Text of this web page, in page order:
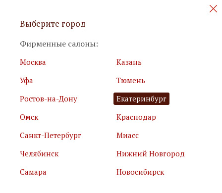
Персональные акции и новинки
Я принимаю
условия использования сайта
Я соглашаюсь сполитикой обработки персональных
Подписаться
Выберите город
Фирменные салоны:
Москва
Казань
Уфа
Тюмень
Ростов-на-Дону
Екатеринбург
Омск
Краснодар
Санкт-Петербург
Миасс
Челябинск
Нижний Новгород
Самара
Новосибирск